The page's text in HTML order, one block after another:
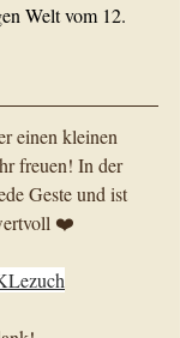
Welt vom 12.
einen kleinen
freuen! In der
Geste und ist
❤️